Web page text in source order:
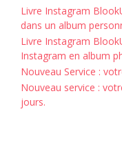
Livre Instagram
dans un album
Livre Instagram
Instagram en album
Nouveau Service :
Nouveau service :
jours.